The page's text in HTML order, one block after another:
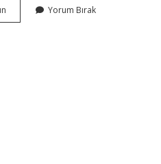
Şeriat
Yorum Bırak